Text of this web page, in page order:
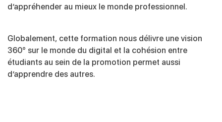
d’appréhender au mieux le monde professionnel.
Globalement, cette formation nous délivre une vision
360° sur le monde du digital et la cohésion entre
étudiants au sein de la promotion permet aussi
d’apprendre des autres.